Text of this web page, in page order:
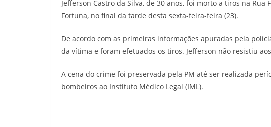
Jefferson Castro da Silva, de 30 anos, foi morto a tiros na
Fortuna, no final da tarde desta sexta-feira-feira (23).
De acordo com as primeiras informações apuradas pela
da vítima e foram efetuados os tiros. Jefferson não resistiu
A cena do crime foi preservada pela PM até ser realizada
bombeiros ao Instituto Médico Legal (IML).